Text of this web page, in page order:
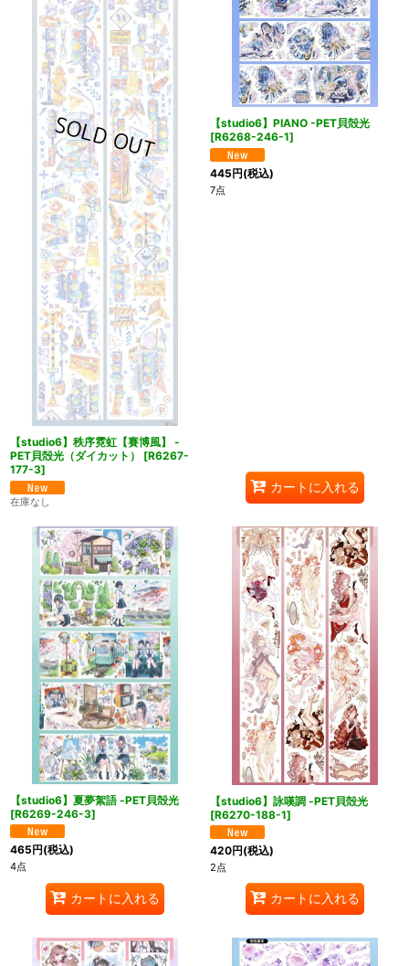
【studio6】秩序霓虹【賽博風】 -
PET貝殻光（ダイカット）
[R6267-
177-3]
在庫なし
【studio6】PIANO -PET貝殻光
[R6268-246-1]
445円(税込)
7点
カートに入れる
【studio6】夏夢絮語 -PET貝殻光
[R6269-246-3]
465円(税込)
4点
カートに入れる
【studio6】詠嘆調 -PET貝殻光
[R6270-188-1]
420円(税込)
2点
カートに入れる